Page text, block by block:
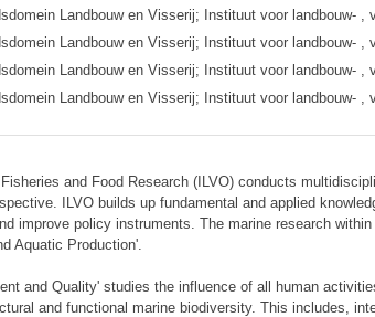
Landbouw en Visserij; Instituut voor landbouw-
Landbouw en Visserij; Instituut voor landbouw-
Landbouw en Visserij; Instituut voor landbouw-
Landbouw en Visserij; Instituut voor landbouw-
and Food Research (ILVO) conducts
ILVO builds up fundamental and applied
improve policy instruments. The marine research
Aquatic Production'.
and Quality' studies the influence of all human
and functional marine biodiversity. This includes,